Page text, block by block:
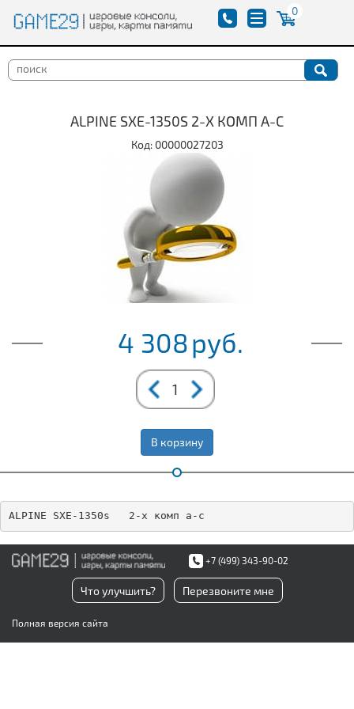
0
ALPINE SXE-1350S 2-Х КОМП А-С
Код: 00000027203
4 308руб.
В корзину
ALPINE SXE-1350s   2-х комп а-с
+7 (499) 343-90-02
Что улучшить? Перезвоните мне
Полная версия сайта